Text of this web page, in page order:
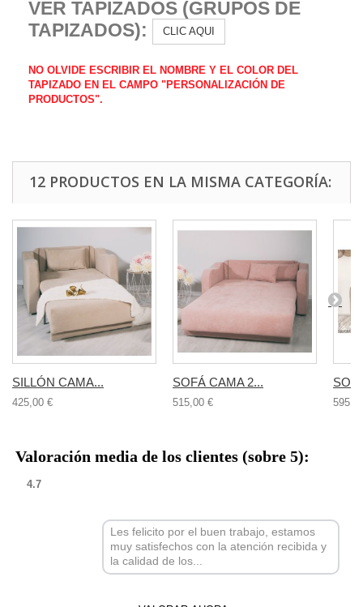
VER TAPIZADOS (GRUPOS DE
TAPIZADOS):
CLIC AQUI
NO OLVIDE ESCRIBIR EL NOMBRE Y EL COLOR DEL
TAPIZADO EN EL CAMPO "PERSONALIZACIÓN DE
PRODUCTOS".
12 PRODUCTOS EN LA MISMA CATEGORÍA:
SILLÓN CAMA...
425,00 €
SOFÁ CAMA 2...
515,00 €
Valoración media de los clientes (sobre 5):
4.7
Les felicito por el buen trabajo, estamos
muy satisfechos con la atención recibida y
la calidad de los...